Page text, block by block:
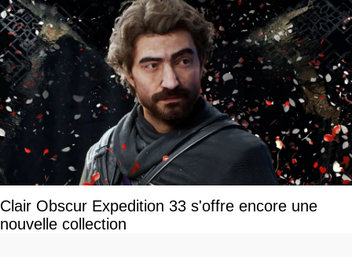
Clair Obscur Expedition 33 s'offre encore une
nouvelle collection